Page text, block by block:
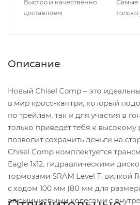
Быстро и качественно
доставляем
Самые
только
Описание
Новый Chisel Comp – это
в мир кросс-кантри, который
по трейлам, так и для участия в
только приведёт тебя к высокому
позволит сохранить деньги на
Chisel Comp комплектуется
Eagle 1x12, гидравлическими
тормозами SRAM Level T, вилкой
с ходом 100 мм (80 мм для
алюминиевыми колёсами с